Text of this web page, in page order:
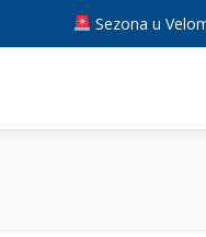
Sezona u